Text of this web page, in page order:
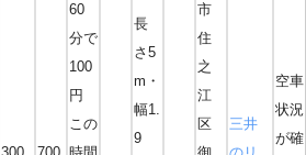
60
分で
100
円
この
長
さ5
m・
幅1.
9
市
住
之
江
区
三井
空車
状況
が確